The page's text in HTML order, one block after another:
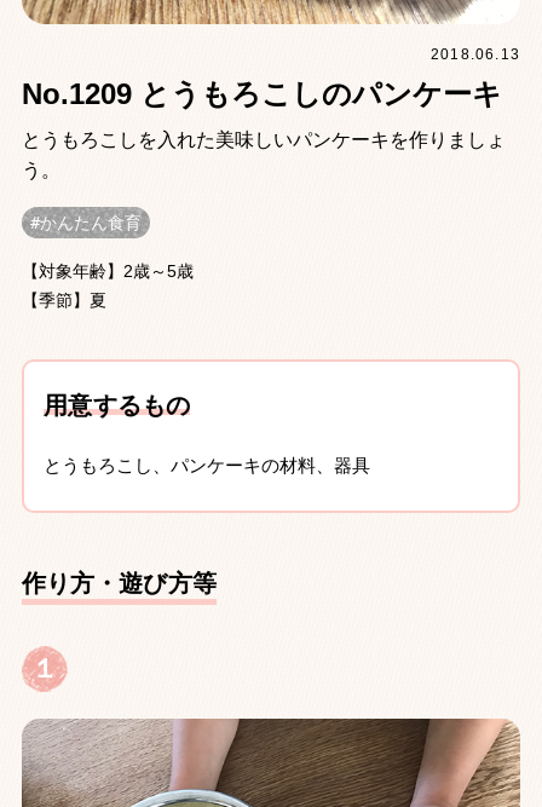
2018.06.13
No.1209 とうもろこしのパンケーキ
とうもろこしを入れた美味しいパンケーキを作りましょ
う。
かんたん食育
【対象年齢】2歳～5歳
【季節】夏
用意するもの
とうもろこし、パンケーキの材料、器具
作り方・遊び方等
１